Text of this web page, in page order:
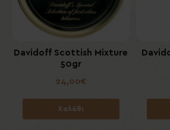
Davidoff Scottish Mixture
50gr
24,00€
Καλάθι